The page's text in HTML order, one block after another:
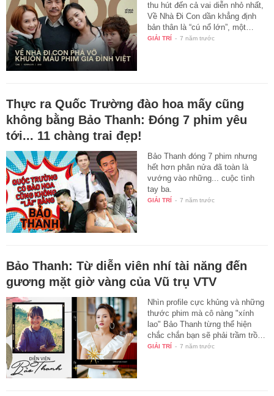
thu hút đến cả vai diễn nhỏ nhất,
Về Nhà Đi Con dần khẳng định
bản thân là “cú nổ lớn”, một…
GIẢI TRÍ - 7 năm trước
Thực ra Quốc Trường đào hoa mấy cũng
không bằng Bảo Thanh: Đóng 7 phim yêu
tới... 11 chàng trai đẹp!
Bảo Thanh đóng 7 phim nhưng
hết hơn phân nửa đã toàn là
vướng vào những... cuộc tình
tay ba.
GIẢI TRÍ - 7 năm trước
Bảo Thanh: Từ diễn viên nhí tài năng đến
gương mặt giờ vàng của Vũ trụ VTV
Nhìn profile cực khủng và những
thước phim mà cô nàng "xính
lao" Bảo Thanh từng thể hiện
chắc chắn bạn sẽ phải trầm trồ…
GIẢI TRÍ - 7 năm trước